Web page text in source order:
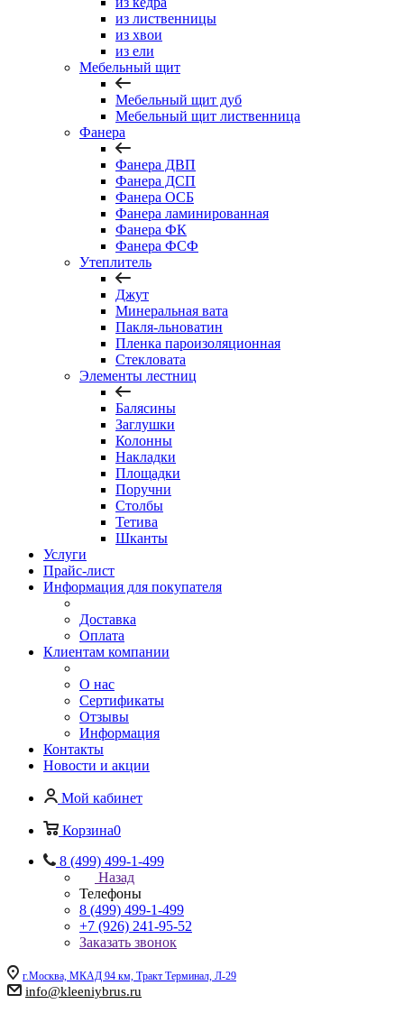
из лиственницы
из хвои
из ели
Мебельный щит
Мебельный щит дуб
Мебельный щит лиственница
Фанера
Фанера ДВП
Фанера ДСП
Фанера ОСБ
Фанера ламинированная
Фанера ФК
Фанера ФСФ
Утеплитель
Джут
Минеральная вата
Пакля-льноватин
Пленка пароизоляционная
Стекловата
Элементы лестниц
Балясины
Заглушки
Колонны
Накладки
Площадки
Поручни
Столбы
Тетива
Шканты
Услуги
Прайс-лист
Информация для покупателя
Доставка
Оплата
Клиентам компании
О нас
Сертификаты
Отзывы
Информация
Контакты
Новости и акции
Мой кабинет
Корзина0
8 (499) 499-1-499
Назад
Телефоны
8 (499) 499-1-499
+7 (926) 241-95-52
Заказать звонок
г.Москва, МКАД 94 км, Тракт Терминал, Л-29
info@kleeniybrus.ru